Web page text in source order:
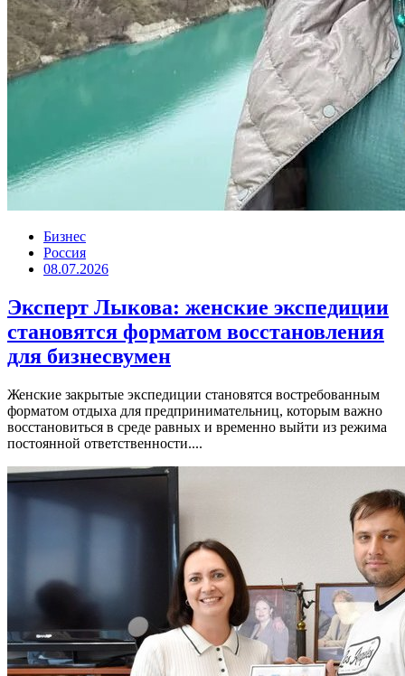
Бизнес
Россия
08.07.2026
Эксперт Лыкова: женские экспедиции
становятся форматом восстановления
для бизнесвумен
Женские закрытые экспедиции становятся востребованным
форматом отдыха для предпринимательниц, которым важно
восстановиться в среде равных и временно выйти из режима
постоянной ответственности....